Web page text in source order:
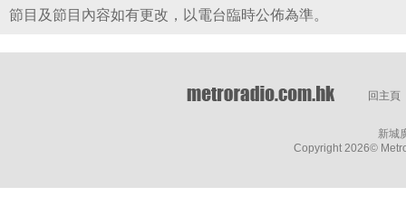
節目及節目內容如有更改，以電台臨時公佈為準。
回主頁
新城
Copyright 2026©